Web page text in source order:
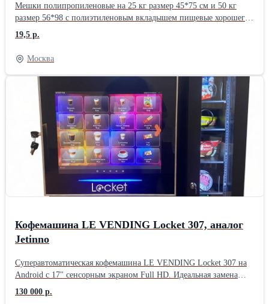
Мешки полипропиленовые на 25 кг размер 45*75 см и 50 кг
размер 56*98 с полиэтиленовым вкладышем пищевые хорошего
качества. ГОСТ 30090-93/ГОСТ32522-2013
19,5 р.
Москва
Кофемашина LE VENDING Locket 307, аналог
Jetinno
Суперавтоматическая кофемашина LE VENDING Locket 307 на
Android с 17" сенсорным экраном Full HD. Идеальная замена
Jetinno 22/24/32/JL25/JK24/JL22/28v/28/25, Unicum RU/NERO,
Jofemar Orion/23/Bluetec G23/G25, Saeco PHEDRA.
130 000 р.